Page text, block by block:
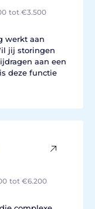
tot €3.500
werkt aan
jij storingen
aan een
deze functie
tot €6.200